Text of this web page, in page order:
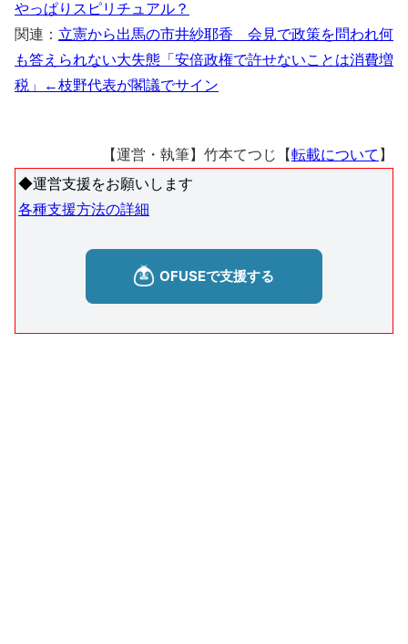
やっぱりスピリチュアル？
関連： 立憲から出馬の市井紗耶香 会見で政策を問われ何
も答えられない大失態「安倍政権で許せないことは消費増
税」←枝野代表が閣議でサイン
【運営・執筆】竹本てつじ【転載について 】
◆運営支援をお願いします
各種支援方法の詳細